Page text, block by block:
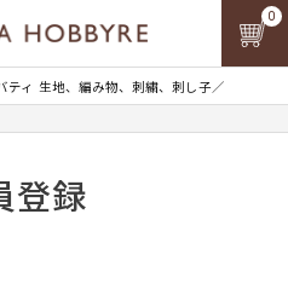
ティ 生地、編み物、刺繍、刺し子／
0
登録